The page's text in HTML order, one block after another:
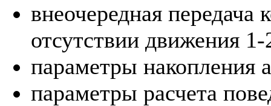
внеочередная передача
отсутствии движения
параметры накопления
параметры расчета